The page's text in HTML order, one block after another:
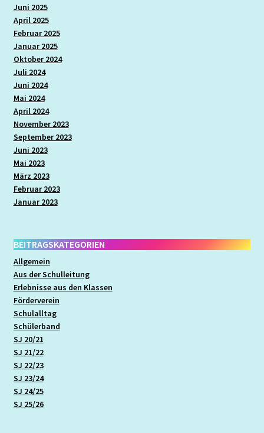
Juni 2025
April 2025
Februar 2025
Januar 2025
Oktober 2024
Juli 2024
Juni 2024
Mai 2024
April 2024
November 2023
September 2023
Juni 2023
Mai 2023
März 2023
Februar 2023
Januar 2023
BEITRAGSKATEGORIEN
Allgemein
Aus der Schulleitung
Erlebnisse aus den Klassen
Förderverein
Schulalltag
Schülerband
SJ 20/21
SJ 21/22
SJ 22/23
SJ 23/24
SJ 24/25
SJ 25/26